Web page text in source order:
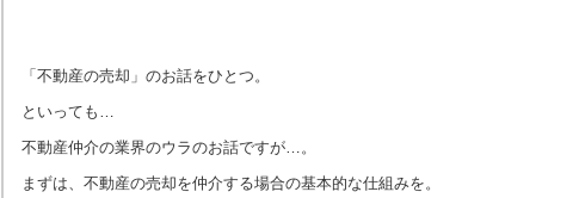
「不動産の売却」のお話をひとつ。
といっても…
不動産仲介の業界のウラのお話ですが…。
まずは、不動産の売却を仲介する場合の基本的な仕組みを。